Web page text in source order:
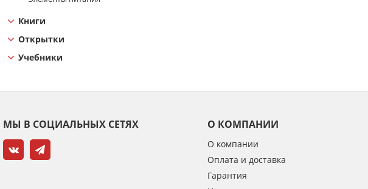
Книги
Открытки
Учебники
МЫ В СОЦИАЛЬНЫХ СЕТЯХ О КОМПАНИИ
О компании
Оплата и доставка
Гарантия